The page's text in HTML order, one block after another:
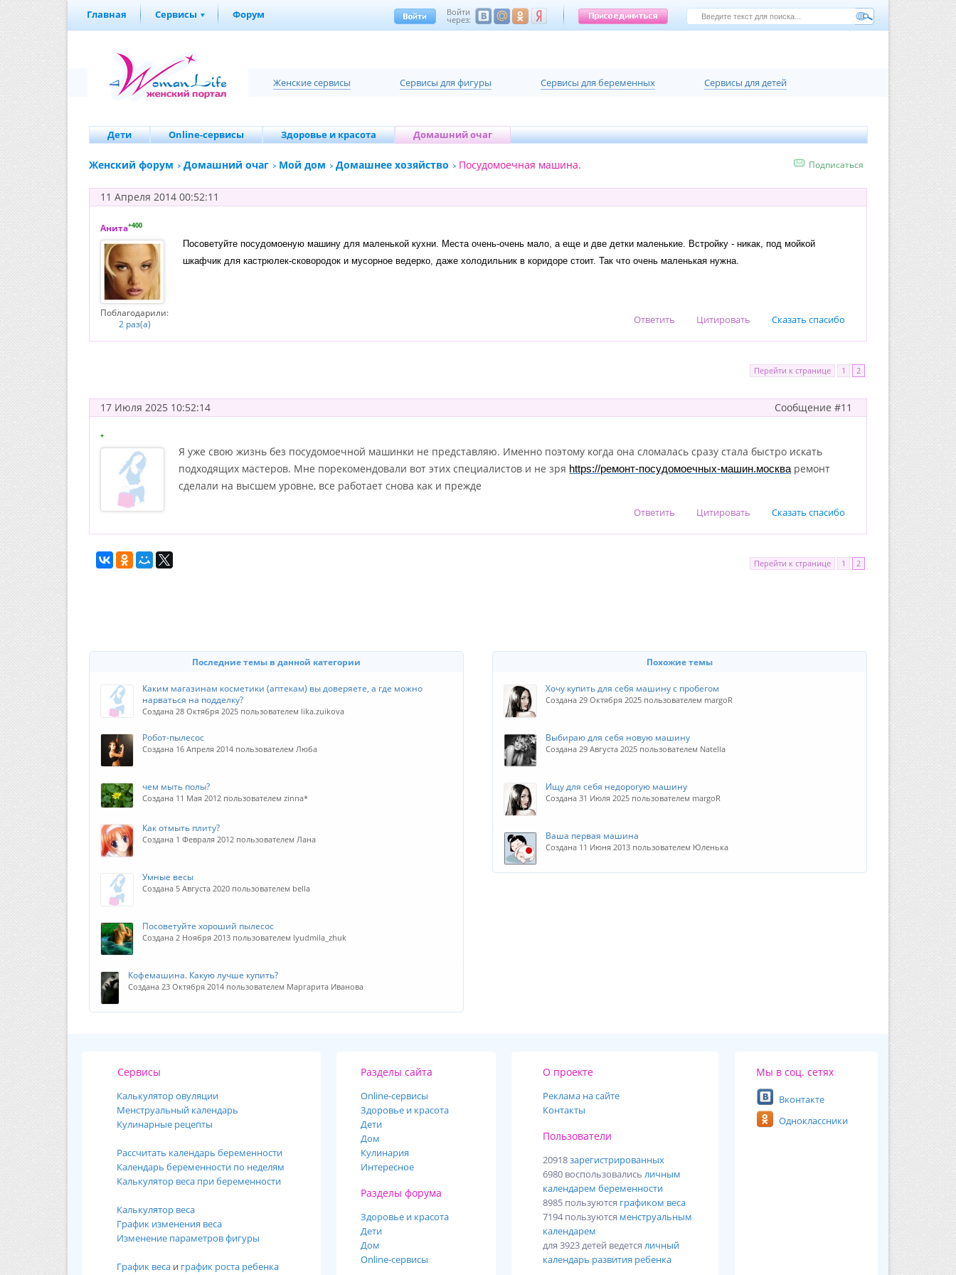
Главная Сервисы Форум Войти
через:
Женские сервисы Cервисы для фигуры Cервисы для беременных Сервисы для детей
Дети Online-сервисы Здоровье и красота Домашний очаг
Подписаться
Женский форум Домашний очаг Мой дом Домашнее хозяйство Посудомоечная машина.
11 Апреля 2014 00:52:11
Анита+400
Поблагодарили:
2 раз(а)
Посоветуйте посудомоеную машину для маленькой кухни. Места очень-очень мало, а еще и две детки маленькие. Встройку - никак, под мойкой
шкафчик для кастрюлек-сковородок и мусорное ведерко, даже холодильник в коридоре стоит. Так что очень маленькая нужна.
Сказать спасибо
Цитировать
Ответить
Перейти к странице 1 2
Сообщение #11
17 Июля 2025 10:52:14
+
Я уже свою жизнь без посудомоечной машинки не представляю. Именно поэтому когда она сломалась сразу стала быстро искать
подходящих мастеров. Мне порекомендовали вот этих специалистов и не зря https://ремонт-посудомоечных-машин.москваремонт
сделали на высшем уровне, все работает снова как и прежде
Сказать спасибо
Цитировать
Ответить
Перейти к странице 1 2
Похожие темы
Хочу купить для себя машину с пробегом
Создана 29 Октября 2025 пользователем margoR
Выбираю для себя новую машину
Создана 29 Августа 2025 пользователем Natella
Ищу для себя недорогую машину
Создана 31 Июля 2025 пользователем margoR
Ваша первая машина
Создана 11 Июня 2013 пользователем Юленька
Последние темы в данной категории
Каким магазинам косметики (аптекам) вы доверяете, а где можно
нарваться на подделку?
Создана 28 Октября 2025 пользователем lika.zuikova
Робот-пылесос
Создана 16 Апреля 2014 пользователем Люба
чем мыть полы?
Создана 11 Мая 2012 пользователем zinna*
Как отмыть плиту?
Создана 1 Февраля 2012 пользователем Лана
Умные весы
Создана 5 Августа 2020 пользователем bella
Посоветуйте хороший пылесос
Создана 2 Ноября 2013 пользователем lyudmila_zhuk
Кофемашина. Какую лучше купить?
Создана 23 Октября 2014 пользователем Маргарита Иванова
Сервисы
Калькулятор овуляции
Менструальный календарь
Кулинарные рецепты
Рассчитать календарь беременности
Календарь беременности по неделям
Калькулятор веса при беременности
Калькулятор веса
График изменения веса
Изменение параметров фигуры
График веса и график роста ребенка
Разделы сайта
Online-cервисы
Здоровье и красота
Дети
Дом
Кулинария
Интересное
Разделы форума
Здоровье и красота
Дети
Дом
Online-сервисы
О проекте
Реклама на сайте
Контакты
Пользователи
20918зарегистрированных
6980 воспользовались личным
календарем беременности
8985 пользуются графиком веса
7194 пользуются менструальным
календарем
для 3923 детей ведется личный
календарь развития ребенка
Мы в соц. сетях
Вконтакте
Одноклассники